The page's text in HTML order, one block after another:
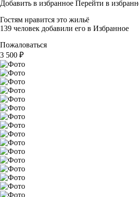
Добавить в избранное Перейти в
Гостям нравится это жильё
139 человек добавили его в Избранное
Пожаловаться
3 500 ₽